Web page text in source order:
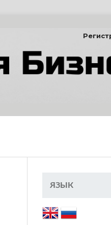
ЯЗЫК